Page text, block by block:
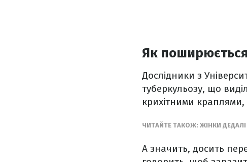
Як
Дослідники з
туберкульозу, що
крихітними
ЧИТАЙТЕ ТАКОЖ: ЖІНКИ
А значить, досить